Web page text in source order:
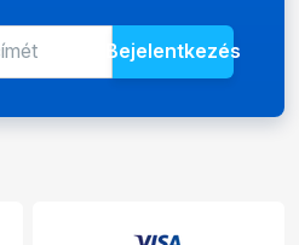
E-mail-cím a hírlevélhez
Adja meg e-mail-címét az
Bejelentkezés
lehetőségek